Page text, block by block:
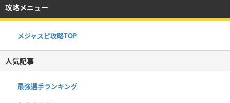
攻略メニュー
メジャスピ攻略TOP
人気記事
最強選手ランキング